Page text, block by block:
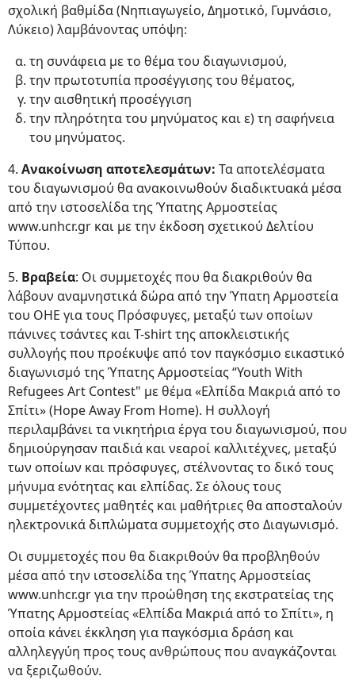
σχολική βαθμίδα (Νηπιαγωγείο, Δημοτικό, Γυμνάσιο,
Λύκειο) λαμβάνοντας υπόψη:
τη συνάφεια με το θέμα του διαγωνισμού,
την πρωτοτυπία προσέγγισης του θέματος,
την αισθητική προσέγγιση
την πληρότητα του μηνύματος και ε) τη σαφήνεια
του μηνύματος.
4. Ανακοίνωση αποτελεσμάτων: Τα αποτελέσματα
του διαγωνισμού θα ανακοινωθούν διαδικτυακά μέσα
από την ιστοσελίδα της Ύπατης Αρμοστείας
www.unhcr.gr και με την έκδοση σχετικού Δελτίου
Τύπου.
5. Βραβεία: Οι συμμετοχές που θα διακριθούν θα
λάβουν αναμνηστικά δώρα από την Ύπατη Αρμοστεία
του ΟΗΕ για τους Πρόσφυγες, μεταξύ των οποίων
πάνινες τσάντες και Τ-shirt της αποκλειστικής
συλλογής που προέκυψε από τον παγκόσμιο εικαστικό
διαγωνισμό της Ύπατης Αρμοστείας “Youth With
Refugees Art Contest" με θέμα «Ελπίδα Μακριά από το
Σπίτι» (Ηοpe Away From Home). Η συλλογή
περιλαμβάνει τα νικητήρια έργα του διαγωνισμού, που
δημιούργησαν παιδιά και νεαροί καλλιτέχνες, μεταξύ
των οποίων και πρόσφυγες, στέλνοντας το δικό τους
μήνυμα ενότητας και ελπίδας. Σε όλους τους
συμμετέχοντες μαθητές και μαθήτριες θα αποσταλούν
ηλεκτρονικά διπλώματα συμμετοχής στο Διαγωνισμό.
Οι συμμετοχές που θα διακριθούν θα προβληθούν
μέσα από την ιστοσελίδα της Ύπατης Αρμοστείας
www.unhcr.gr για την προώθηση της εκστρατείας της
Ύπατης Αρμοστείας «Ελπίδα Μακριά από το Σπίτι», η
οποία κάνει έκκληση για παγκόσμια δράση και
αλληλεγγύη προς τους ανθρώπους που αναγκάζονται
να ξεριζωθούν.